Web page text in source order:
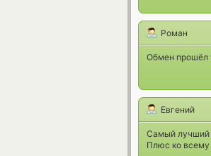
Роман
Обмен прошёл
Евгений
Самый лучший
Плюс ко всему